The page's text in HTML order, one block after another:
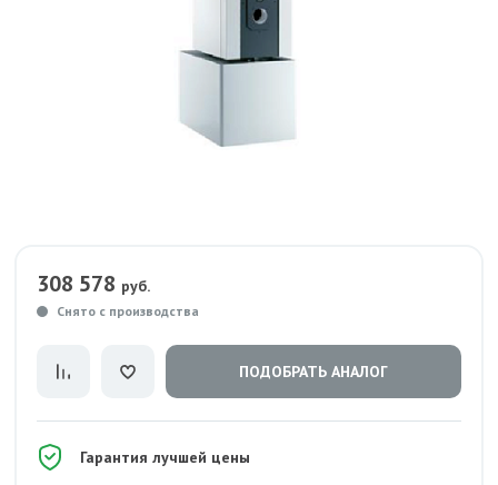
308 578 руб.
Снято с производства
ПОДОБРАТЬ АНАЛОГ
Гарантия лучшей цены